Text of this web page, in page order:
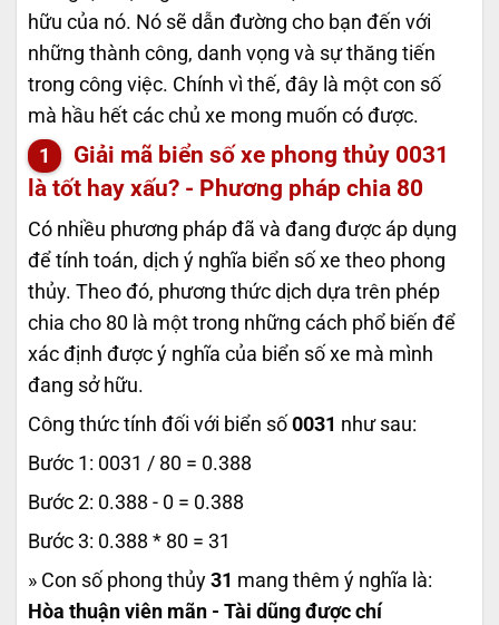
hữu của nó. Nó sẽ dẫn đường cho bạn đến với
những thành công, danh vọng và sự thăng tiến
trong công việc. Chính vì thế, đây là một con số
mà hầu hết các chủ xe mong muốn có được.
Giải mã biển số xe phong thủy 0031
là tốt hay xấu? - Phương pháp chia 80
Có nhiều phương pháp đã và đang được áp dụng
để tính toán, dịch ý nghĩa biển số xe theo phong
thủy. Theo đó, phương thức dịch dựa trên phép
chia cho 80 là một trong những cách phổ biến để
xác định được ý nghĩa của biển số xe mà mình
đang sở hữu.
Công thức tính đối với biển số 0031 như sau:
Bước 1: 0031 / 80 = 0.388
Bước 2: 0.388 - 0 = 0.388
Bước 3: 0.388 * 80 = 31
» Con số phong thủy 31 mang thêm ý nghĩa là:
Hòa thuận viên mãn - Tài dũng được chí